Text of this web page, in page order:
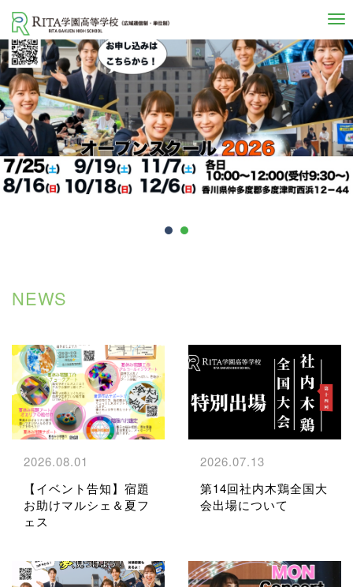
自己実現と社会貢献を志す人へ
NEWS
【イベント告知】宿題
お助けマルシェ＆夏フ
ェス
2026.08.01
第14回社内木鶏全国大
会出場について
2026.07.13